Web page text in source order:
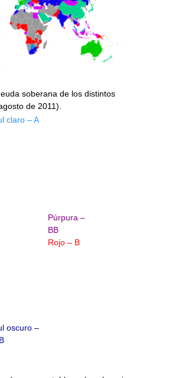
soberana de los distintos
de 2011).
claro – A
oscuro –
Púrpura –
BB
Rojo – B